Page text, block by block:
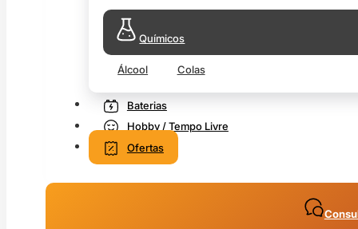
Químicos
Álcool Colas
Baterias
Hobby / Tempo Livre
Ofertas